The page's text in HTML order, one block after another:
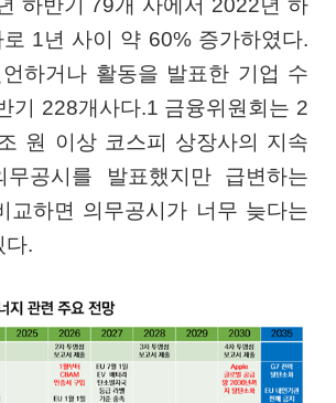
하반기 79개 사에서 2022년 하
1년 사이 약 60% 증가하였다.
하거나 활동을 발표한 기업 수
기 228개사다.1 금융위원회는 2
원 이상 코스피 상장사의 지속
무공시를 발표했지만 급변하는
교하면 의무공시가 너무 늦다는
다.